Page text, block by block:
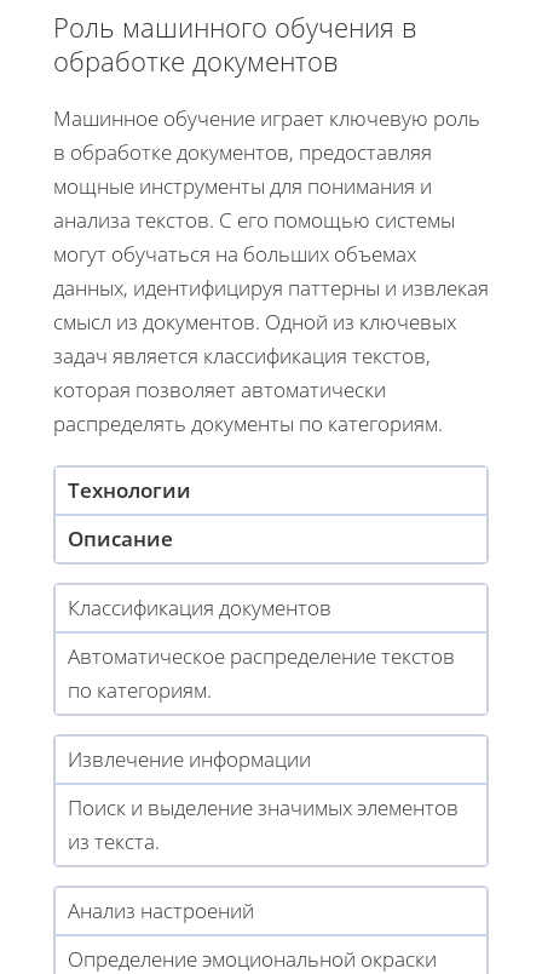
Роль машинного обучения в
обработке документов
Машинное обучение играет ключевую роль
в обработке документов, предоставляя
мощные инструменты для понимания и
анализа текстов. С его помощью системы
могут обучаться на больших объемах
данных, идентифицируя паттерны и извлекая
смысл из документов. Одной из ключевых
задач является классификация текстов,
которая позволяет автоматически
распределять документы по категориям.
Технологии
Описание
Классификация документов
Автоматическое распределение текстов
по категориям.
Извлечение информации
Поиск и выделение значимых элементов
из текста.
Анализ настроений
Определение эмоциональной окраски